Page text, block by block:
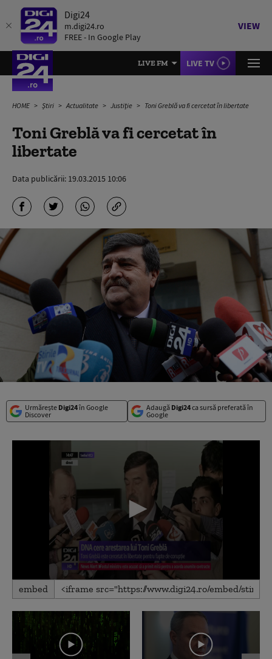
Digi24
m.digi24.ro
FREE - In Google Play
VIEW
LIVE FM LIVE TV
HOME Știri Actualitate Justiție Toni Greblă va fi cercetat în libertate
Toni Greblă va fi cercetat în
libertate
Data publicării: 19.03.2015 10:06
Urmărește Digi24în Google
Discover
Adaugă Digi24ca sursă preferată în
Google
0
seconds
3
minutes,
seconds
embed